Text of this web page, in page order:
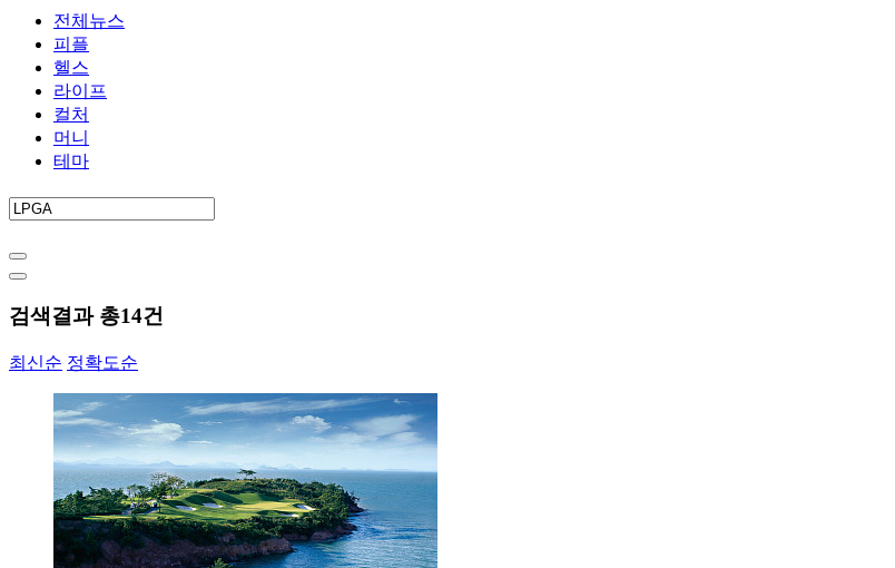
전체뉴스
피플
헬스
라이프
컬처
머니
테마
검색결과 총14건
최신순 정확도순